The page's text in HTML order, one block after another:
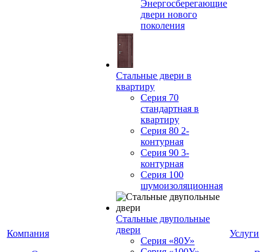
Компания
Энергосберегающие
двери нового
поколения
Стальные двери в
квартиру
Серия 70
стандартная в
квартиру
Серия 80 2-
контурная
Серия 90 3-
контурная
Серия 100
шумоизоляционная
Стальные двупольные
двери
Серия «80У»
Услуги